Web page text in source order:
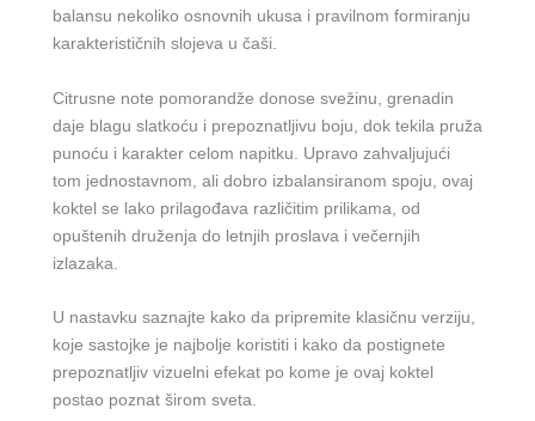
balansu nekoliko osnovnih ukusa i pravilnom formiranju
karakterističnih slojeva u čaši.
Citrusne note pomorandže donose svežinu, grenadin
daje blagu slatkoću i prepoznatljivu boju, dok tekila pruža
punoću i karakter celom napitku. Upravo zahvaljujući
tom jednostavnom, ali dobro izbalansiranom spoju, ovaj
koktel se lako prilagođava različitim prilikama, od
opuštenih druženja do letnjih proslava i večernjih
izlazaka.
U nastavku saznajte kako da pripremite klasičnu verziju,
koje sastojke je najbolje koristiti i kako da postignete
prepoznatljiv vizuelni efekat po kome je ovaj koktel
postao poznat širom sveta.